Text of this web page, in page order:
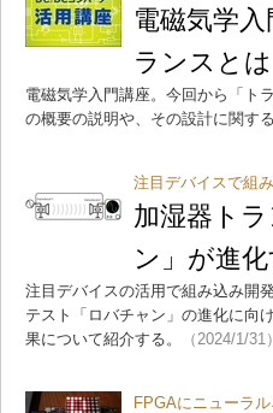
電磁気学
ランスとは
電磁気学入門講座。今回から「ト
の概要の説明や、その設計に関す
注目デバイスで組
加湿器ト
ン」が進化
注目デバイスの活用で組み込み開
テスト「ロバチャン」の進化に向
果について紹介する。
（2024/1/31）
FPGAにニューラ